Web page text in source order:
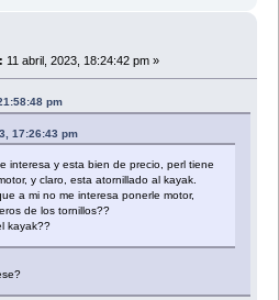
11 abril, 2023, 18:24:42 pm »
pm
17:26:43 pm
interesa y esta bien de precio, perl tiene
y claro, esta atornillado al kayak.
a mi no me interesa ponerle motor,
de los tornillos??
kayak??